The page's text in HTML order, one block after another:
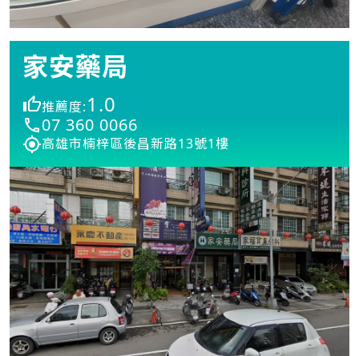
家安藥局
推薦度:1.0
07 360 0066
高雄市楠梓區後昌新路13號1樓